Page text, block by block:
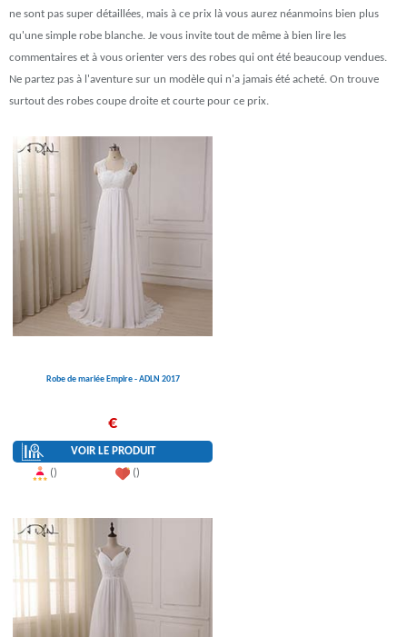
ne sont pas super détaillées, mais à ce prix là vous aurez néanmoins bien plus
qu'une simple robe blanche. Je vous invite tout de même à bien lire les
commentaires et à vous orienter vers des robes qui ont été beaucoup vendues.
Ne partez pas à l'aventure sur un modèle qui n'a jamais été acheté. On trouve
surtout des robes coupe droite et courte pour ce prix.
Robe de mariée Empire - ADLN 2017
€
VOIR LE PRODUIT
()
()